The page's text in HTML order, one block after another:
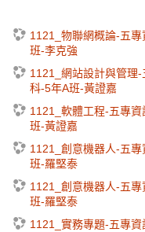
1121_物聯網概論-五
班-李克強
1121_網站設計與管理
科-5年A班-黃證嘉
1121_軟體工程-五專
班-黃證嘉
1121_創意機器人-五
班-羅堅泰
1121_創意機器人-五
班-羅堅泰
1121_實務專題-五專